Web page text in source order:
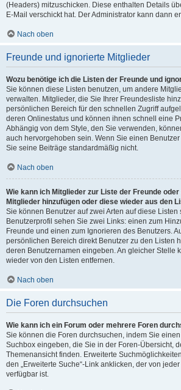
(Headers) mitzuschicken. Diese enthalten Details
E-Mail verschickt hat. Der Administrator kann dann
Nach oben
Freunde und ignorierte Mitglieder
Wozu benötige ich die Listen der Freunde und
Sie können diese Listen benutzen, um andere
verwalten. Mitglieder, die Sie Ihrer Freundesliste
persönlichen Bereich für den schnellen Zugriff
deren Onlinestatus und können ihnen schnell eine
Abhängig von dem Style, den Sie verwenden,
auch hervorgehoben sein. Wenn Sie einen
Sie seine Beiträge standardmäßig nicht.
Nach oben
Wie kann ich Mitglieder zur Liste der Freunde
Mitglieder hinzufügen oder diese wieder aus den
Sie können Benutzer auf zwei Arten auf diese Listen
Benutzerprofil sehen Sie zwei Links: einen zum
Freunde und einen zum Ignorieren des Benutzers.
persönlichen Bereich direkt Benutzer zu den Listen
deren Benutzernamen eingeben. An gleicher Stelle
wieder von den Listen entfernen.
Nach oben
Die Foren durchsuchen
Wie kann ich ein Forum oder mehrere Foren
Sie können die Foren durchsuchen, indem Sie
Suchbox eingeben, die Sie in der Foren-Übersicht,
Themenansicht finden. Erweiterte
den „Erweiterte Suche“-Link anklicken, der von
verfügbar ist.